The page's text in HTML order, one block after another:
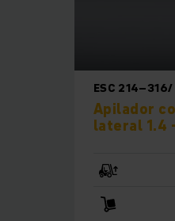
ESC
Apilador
lateral 1.4